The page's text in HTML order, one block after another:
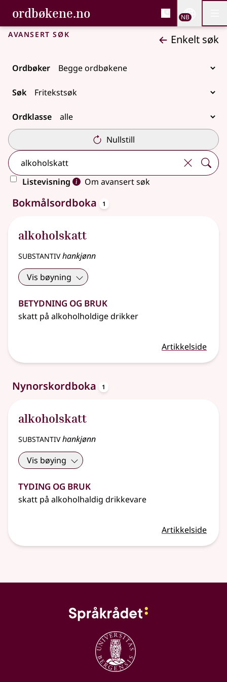
Gå til hovedinnhold
Tilgjengelighet
ordbøkene.no, Bokmålsordboka og
Bokmålsordboka og Nynorskordboka
NB
Avansert søk Enkelt søk
Ordbøker
Søk
Ordklasse
Nullstill
Listevisning
Om avansert søk
2 treff
Bokmålsordboka 1
alkoholskatt
substantivhankjønn
Vis bøyning
Betydning og bruk
skatt på alkoholholdige drikker
Artikkelside
Nynorskordboka 1
alkoholskatt
substantivhankjønn
Vis bøying
Tyding og bruk
skatt på alkoholhaldig drikkevare
Artikkelside